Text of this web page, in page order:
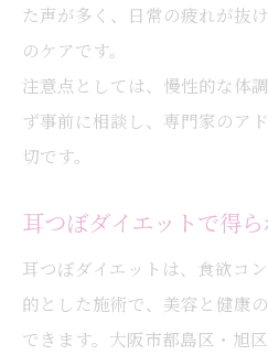
た声が多く、日常の疲れが抜
のケアです。
注意点としては、慢性的な体
ず事前に相談し、専門家のア
切です。
耳つぼダイエットで得
耳つぼダイエットは、食欲コ
的とした施術で、美容と健康
できます。大阪市都島区・旭